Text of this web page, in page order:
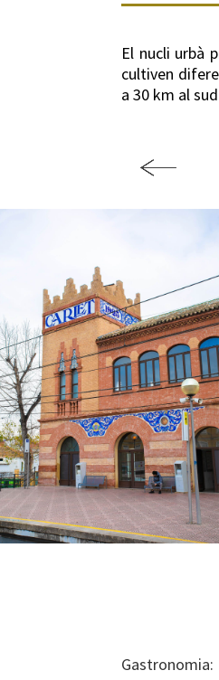
El nucli urbà
cultiven
a 30 km al
Gastronomia: